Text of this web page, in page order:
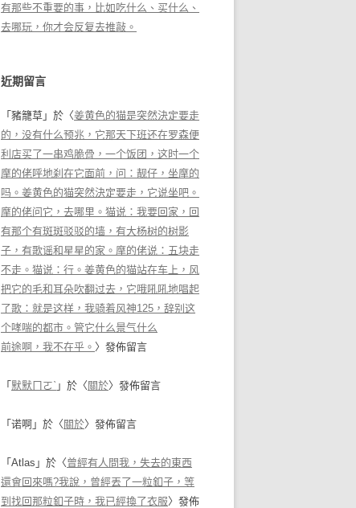
有那些不重要的事，比如吃什么、买什么、
去哪玩，你才会反复去推敲。
近期留言
「 豬籠草 」於〈姜黄色的猫是突然決定要走
的，没有什么预兆，它那天下班还在罗森便
利店买了一串鸡脆骨，一个饭团，这时一个
摩的佬呼地刹在它面前，问：靓仔，坐摩的
吗。姜黄色的猫突然決定要走，它说坐吧。
摩的佬问它，去哪里。猫说：我要回家，回
有那个有斑斑驳驳的墙，有大杨树的树影
子，有歌谣和星星的家。摩的佬说：五块走
不走。猫说：行。姜黄色的猫站在车上，风
把它的毛和耳朵吹翻过去，它哦吼吼地唱起
了歌：就是这样，我骑着风神125，辞别这
个哮喘的都市。管它什么景气什么
前途啊，我不在乎。 〉發佈留言
「 默默ㄇㄛˋ 」於〈 關於〉發佈留言
「 诺啊 」於〈 關於〉發佈留言
「 Atlas 」於〈曾經有人問我，失去的東西
還會回來嗎?我說，曾經丟了一粒釦子，等
到找回那粒釦子時，我已經換了衣服〉發佈